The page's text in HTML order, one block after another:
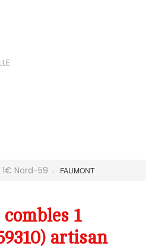
Nord-59 FAUMONT
1
artisan